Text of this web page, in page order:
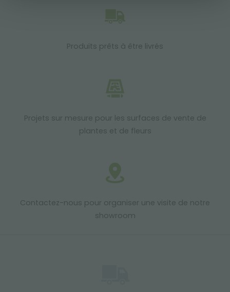
Produits prêts à être livrés
Projets sur mesure pour les surfaces de vente de
plantes et de fleurs
Contactez-nous pour organiser une visite de notre
showroom